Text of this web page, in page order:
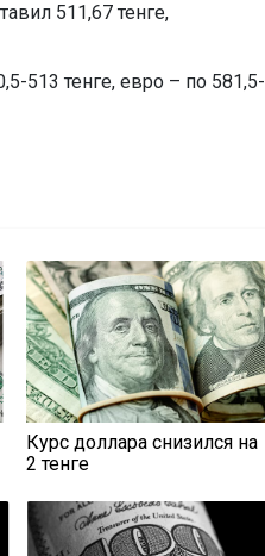
511,67 тенге,
513 тенге, евро – по 581,5-
Курс доллара снизился на
2 тенге